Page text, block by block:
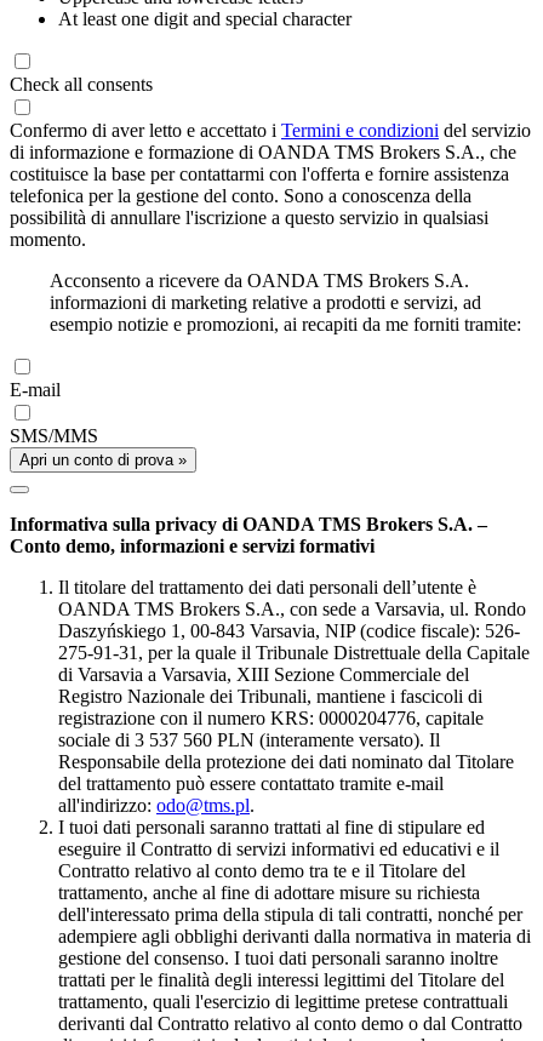
At least one digit and special character
Check all consents
Confermo di aver letto e accettato i Termini e condizioni del servizio
di informazione e formazione di OANDA TMS Brokers S.A., che
costituisce la base per contattarmi con l'offerta e fornire assistenza
telefonica per la gestione del conto. Sono a conoscenza della
possibilità di annullare l'iscrizione a questo servizio in qualsiasi
momento.
Acconsento a ricevere da OANDA TMS Brokers S.A.
informazioni di marketing relative a prodotti e servizi, ad
esempio notizie e promozioni, ai recapiti da me forniti tramite:
E-mail
SMS/MMS
Apri un conto di prova »
Informativa sulla privacy di OANDA TMS Brokers S.A. –
Conto demo, informazioni e servizi formativi
Il titolare del trattamento dei dati personali dell’utente è
OANDA TMS Brokers S.A., con sede a Varsavia, ul. Rondo
Daszyńskiego 1, 00-843 Varsavia, NIP (codice fiscale): 526-
275-91-31, per la quale il Tribunale Distrettuale della Capitale
di Varsavia a Varsavia, XIII Sezione Commerciale del
Registro Nazionale dei Tribunali, mantiene i fascicoli di
registrazione con il numero KRS: 0000204776, capitale
sociale di 3 537 560 PLN (interamente versato). Il
Responsabile della protezione dei dati nominato dal Titolare
del trattamento può essere contattato tramite e-mail
all'indirizzo: odo@tms.pl.
I tuoi dati personali saranno trattati al fine di stipulare ed
eseguire il Contratto di servizi informativi ed educativi e il
Contratto relativo al conto demo tra te e il Titolare del
trattamento, anche al fine di adottare misure su richiesta
dell'interessato prima della stipula di tali contratti, nonché per
adempiere agli obblighi derivanti dalla normativa in materia di
gestione del consenso. I tuoi dati personali saranno inoltre
trattati per le finalità degli interessi legittimi del Titolare del
trattamento, quali l'esercizio di legittime pretese contrattuali
derivanti dal Contratto relativo al conto demo o dal Contratto